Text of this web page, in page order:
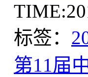
标签：
第11届